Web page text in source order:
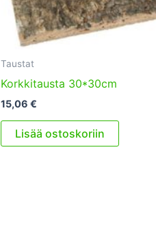
Taustat
Korkkitausta 30*30cm
15,06 €
Lisää ostoskoriin